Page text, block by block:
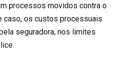
processos movidos contra o
caso, os custos processuais
seguradora, nos limites